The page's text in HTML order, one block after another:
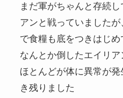
まだ軍がちゃんと存続
アンと戦っていました
で食糧も底をつきはじめ
なんとか倒したエイリ
ほとんどが体に異常が
き残りました